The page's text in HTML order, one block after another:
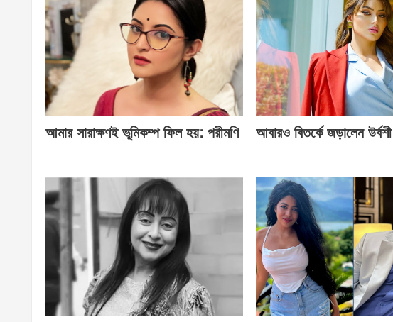
আমার সারাক্ষণই ভূমিকম্প ফিল হয়: পরীমণি আবারও বিতর্কে জড়ালেন উর্বশী